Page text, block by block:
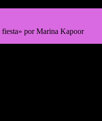
fiesta» por Marina Kapoor